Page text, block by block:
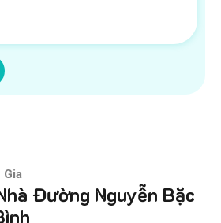
Gia
Đường Nguyễn Bặc